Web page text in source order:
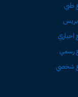
طبي
رسمي
شخصي